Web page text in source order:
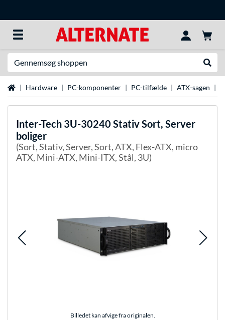
StartsideHardware PC-komponenter PC-tilfælde ATX-sagen
Inter-Tech 3U-30240 Stativ Sort, Server
boliger
(Sort, Stativ, Server, Sort, ATX, Flex-ATX, micro
ATX, Mini-ATX, Mini-ITX, Stål, 3U)
Billedet kan afvige fra originalen.